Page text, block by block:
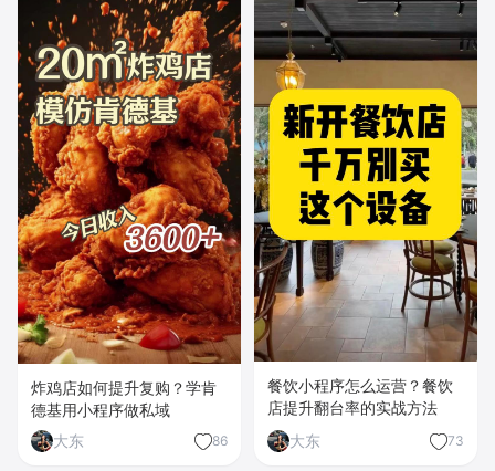
炸鸡店如何提升复购？学肯
德基用小程序做私域
大东
86
餐饮小程序怎么运营？餐饮
店提升翻台率的实战方法
大东
73